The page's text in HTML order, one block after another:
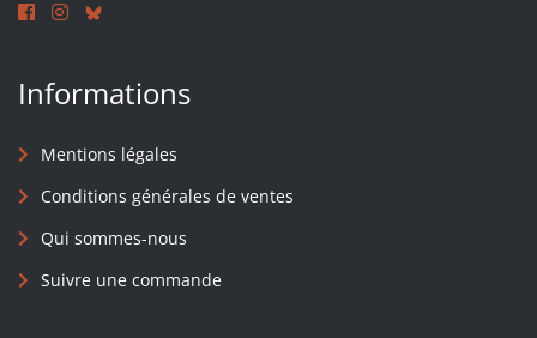
Informations
Mentions légales
Conditions générales de ventes
Qui sommes-nous
Suivre une commande